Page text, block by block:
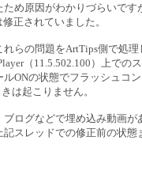
め原因がわかりづらいです
正されていました。
らの問題をArtTips側で処理
（11.5.502.100）上での
ONの状態でフラッシュコ
は起こりません。
ログなどで埋め込み動画
スレッドでの修正前の状態